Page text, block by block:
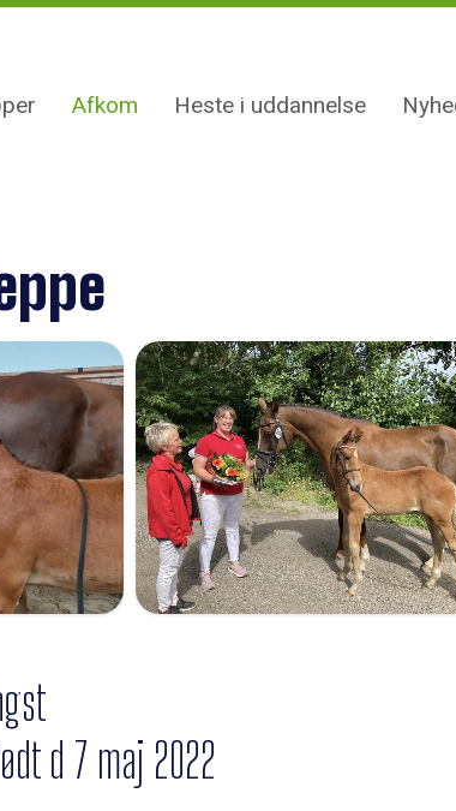
Afkom Heste i uddannelse
d 7 maj 2022